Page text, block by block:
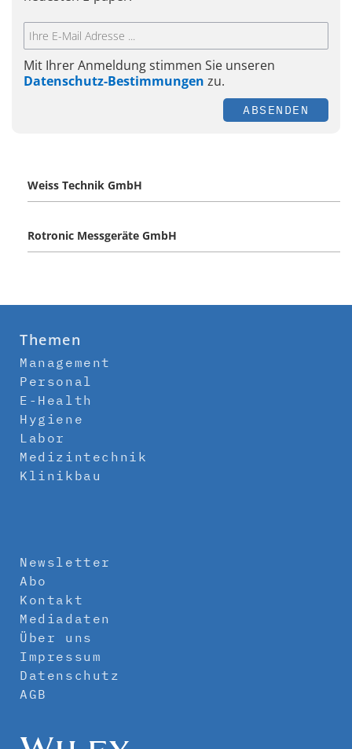
Mit Ihrer Anmeldung stimmen Sie unseren
Datenschutz-Bestimmungen zu.
ABSENDEN
Weiss Technik GmbH
Rotronic Messgeräte GmbH
Themen
Management
Personal
E-Health
Hygiene
Labor
Medizintechnik
Klinikbau
Newsletter
Abo
Kontakt
Mediadaten
Über uns
Impressum
Datenschutz
AGB